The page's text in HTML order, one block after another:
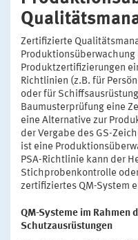
Zertifizierte
Produktionsüberwachung
Produktzertifizierungen
Richtlinien (z.B. für
oder für
Baumusterprüfung eine
eine Alternative zur
der Vergabe des GS-
ist eine
PSA-Richtlinie kann der
Stichprobenkontrolle
zertifiziertes QM-System
QM-Systeme im Rahmen
Schutzausrüstungen